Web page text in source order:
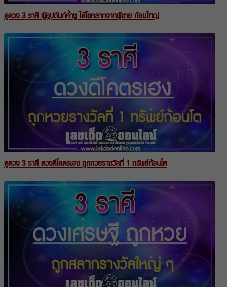
ดูดวง 3 ราศี ผู้อุปถัมภ์ค้ำชู ได้โชคลาภจากผู้ชาย ก้อนใหญ่
ดูดวง 3 ราศี ดวงดีโคตรเฮง ถูกหวยรางวัลที่ 1 ทรัพย์ก้อนโต